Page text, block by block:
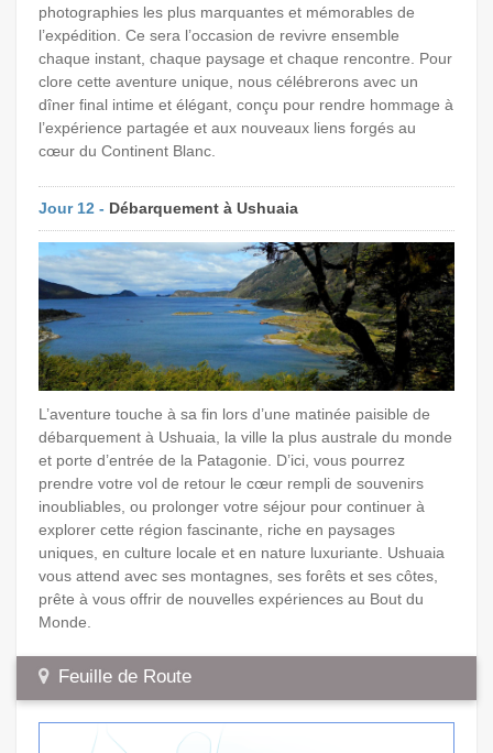
photographies les plus marquantes et mémorables de
l’expédition. Ce sera l’occasion de revivre ensemble
chaque instant, chaque paysage et chaque rencontre. Pour
clore cette aventure unique, nous célébrerons avec un
dîner final intime et élégant, conçu pour rendre hommage à
l’expérience partagée et aux nouveaux liens forgés au
cœur du Continent Blanc.
Jour 12 - Débarquement à Ushuaia
L’aventure touche à sa fin lors d’une matinée paisible de
débarquement à Ushuaia, la ville la plus australe du monde
et porte d’entrée de la Patagonie. D’ici, vous pourrez
prendre votre vol de retour le cœur rempli de souvenirs
inoubliables, ou prolonger votre séjour pour continuer à
explorer cette région fascinante, riche en paysages
uniques, en culture locale et en nature luxuriante. Ushuaia
vous attend avec ses montagnes, ses forêts et ses côtes,
prête à vous offrir de nouvelles expériences au Bout du
Monde.
Feuille de Route